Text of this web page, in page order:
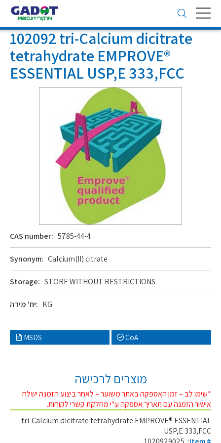
Toggle
navigation
102092 tri-Calcium dicitrate
tetrahydrate EMPROVE®
ESSENTIAL USP,E 333,FCC
CAS number: 5785-44-4
Synonym: Calcium(II) citrate
Storage: STORE WITHOUT RESTRICTIONS
יח' מידה: KG
MSDS CoA
מוצרים לרכישה
*שימו לב – זמן האספקה באתר משוער – לאחר ביצוע הזמנה ישלח
אישור הזמנה עם תאריך אספקה ע"י מחלקת קשרי לקוחות.
tri-Calcium dicitrate tetrahydrate EMPROVE® ESSENTIAL
USP,E 333,FCC